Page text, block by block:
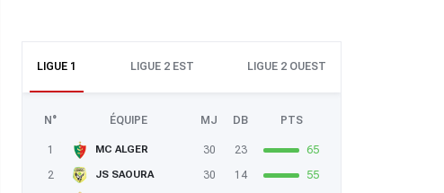
LIGUE 1 LIGUE 2 EST LIGUE 2 OUEST
N° ÉQUIPE MJ DB PTS
1 MC ALGER 30 23
65
2
JS SAOURA 30 14
55